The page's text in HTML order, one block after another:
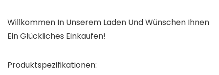
Willkommen In Unserem Laden Und Wünschen Ihnen
Ein Glückliches Einkaufen!
Produktspezifikationen: